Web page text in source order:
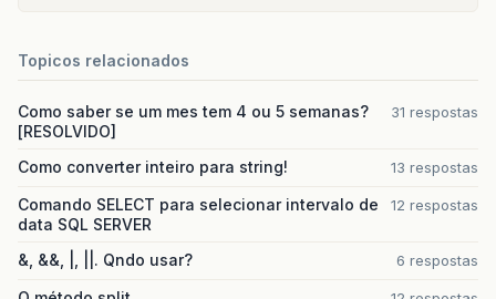
Topicos relacionados
Como saber se um mes tem 4 ou 5 semanas?
[RESOLVIDO]
31 respostas
Como converter inteiro para string! 13 respostas
Comando SELECT para selecionar intervalo de
data SQL SERVER
12 respostas
&, &&, |, ||. Qndo usar? 6 respostas